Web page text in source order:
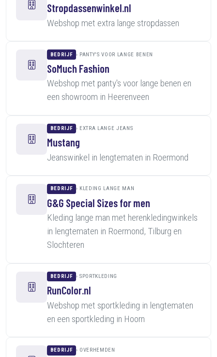
Stropdassenwinkel.nl
Webshop met extra lange stropdassen
BEDRIJF PANTY'S VOOR LANGE BENEN
SoMuch Fashion
Webshop met panty's voor lange benen en
een showroom in Heerenveen
BEDRIJF EXTRA LANGE JEANS
Mustang
Jeanswinkel in lengtematen in Roermond
BEDRIJF KLEDING LANGE MAN
G&G Special Sizes for men
Kleding lange man met herenkledingwinkels
in lengtematen in Roermond, Tilburg en
Slochteren
BEDRIJF SPORTKLEDING
RunColor.nl
Webshop met sportkleding in lengtematen
en een sportkleding in Hoorn
BEDRIJF OVERHEMDEN